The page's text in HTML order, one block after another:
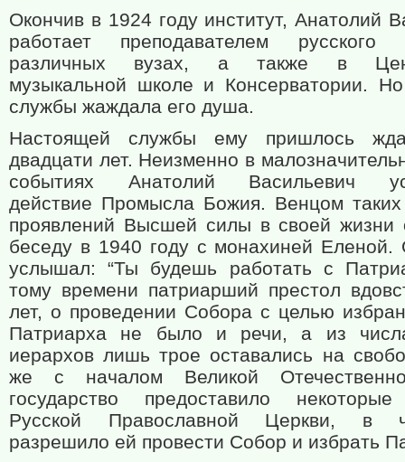
Окончив в 1924 году институт, Анатолий
работает преподавателем
различных вузах, а также в
музыкальной школе и Консерватории.
службы жаждала его душа.
Настоящей службы ему пришлось
двадцати лет. Неизменно в
событиях Анатолий Васильевич
действие Промысла Божия. Венцом таких
проявлений Высшей силы в своей жизни
беседу в 1940 году с монахиней
услышал: “Ты будешь работать с
тому времени патриарший престол
лет, о проведении Собора с целью
Патриарха не было и речи, а из
иерархов лишь трое оставались на
же с началом Великой
государство предоставило
Русской Православной Церкви, в
разрешило ей провести Собор и избрать